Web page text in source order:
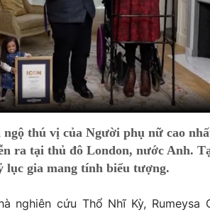
thú vị của Người phụ nữ cao
ra tại thủ đô London, nước Anh.
gia mang tính biểu tượng.
nghiên cứu Thổ Nhĩ Kỳ, Rumeysa